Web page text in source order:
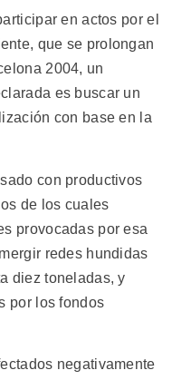
en actos por el
que se prolongan
2004, un
es buscar un
con base en la
con productivos
de los cuales
provocadas por esa
redes hundidas
diez toneladas, y
por los fondos
negativamente